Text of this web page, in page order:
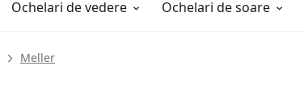
Ochelari de vedere Ochelari de soare
Meller